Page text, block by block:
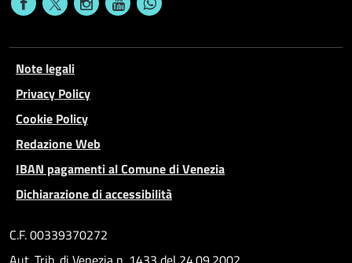
Note legali
Privacy Policy
Cookie Policy
Redazione Web
IBAN pagamenti al Comune di Venezia
Dichiarazione di accessibilità
C.F. 00339370272